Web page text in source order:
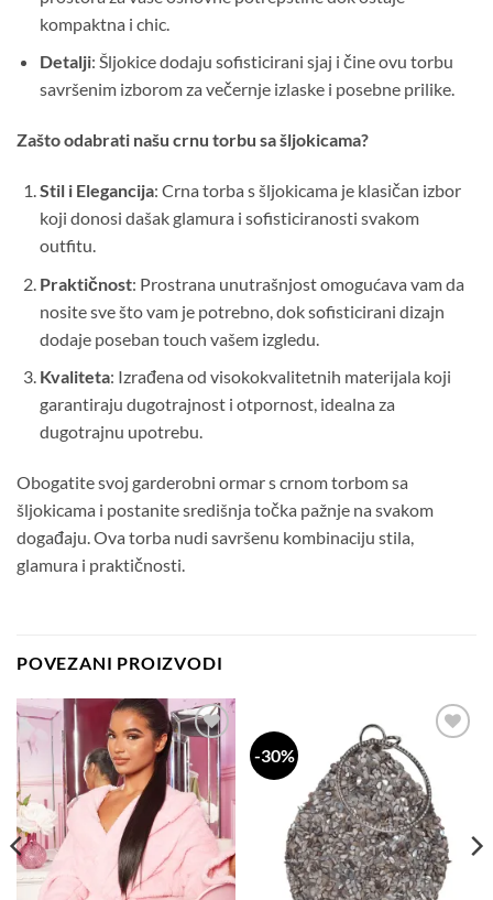
kompaktna i chic.
Detalji: Šljokice dodaju sofisticirani sjaj i čine ovu torbu
savršenim izborom za večernje izlaske i posebne prilike.
Zašto odabrati našu crnu torbu sa šljokicama?
Stil i Elegancija: Crna torba s šljokicama je klasičan izbor
koji donosi dašak glamura i sofisticiranosti svakom
outfitu.
Praktičnost: Prostrana unutrašnjost omogućava vam da
nosite sve što vam je potrebno, dok sofisticirani dizajn
dodaje poseban touch vašem izgledu.
Kvaliteta: Izrađena od visokokvalitetnih materijala koji
garantiraju dugotrajnost i otpornost, idealna za
dugotrajnu upotrebu.
Obogatite svoj garderobni ormar s crnom torbom sa
šljokicama i postanite središnja točka pažnje na svakom
događaju. Ova torba nudi savršenu kombinaciju stila,
glamura i praktičnosti.
POVEZANI PROIZVODI
Dodaj
listu
želja
-30%